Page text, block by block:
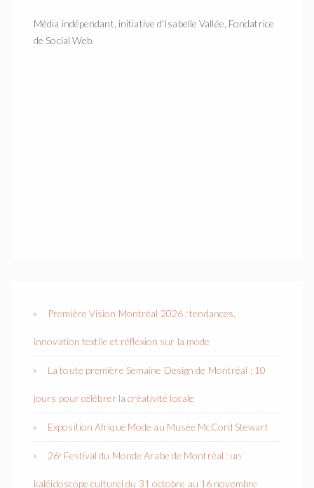
Média indépendant, initiative d'Isabelle Vallée, Fondatrice
de Social Web.
Première Vision Montréal 2026 : tendances,
innovation textile et réflexion sur la mode
La toute première Semaine Design de Montréal : 10
jours pour célébrer la créativité locale
Exposition Afrique Mode au Musée McCord Stewart
26ᵉ Festival du Monde Arabe de Montréal : un
kaléidoscope culturel du 31 octobre au 16 novembre